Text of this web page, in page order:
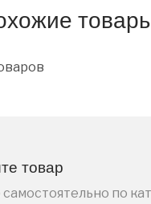
товар
по